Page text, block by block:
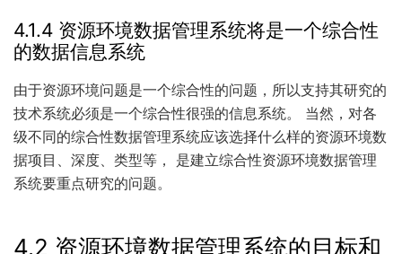
4.1.4 资源环境数据管理系统将是一个综合性
的数据信息系统
由于资源环境问题是一个综合性的问题，所以支持其研究的
技术系统必须是一个综合性很强的信息系统。 当然，对各
级不同的综合性数据管理系统应该选择什么样的资源环境数
据项目、深度、类型等， 是建立综合性资源环境数据管理
系统要重点研究的问题。
4.2 资源环境数据管理系统的目标和